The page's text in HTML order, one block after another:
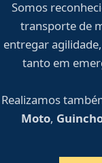
Somos
transporte de
entregar
tanto em
Realizamos
Moto,